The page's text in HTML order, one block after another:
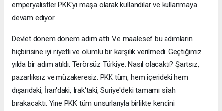
emperyalistler PKK'yı maşa olarak kullandılar ve kullanmaya
devam ediyor.
Devlet dönem dönem adım attı. Ve maalesef bu adımların
hiçbirisine iyi niyetli ve olumlu bir karşılık verilmedi. Geçtiğimiz
yılda bir adım atıldı. Terörsüz Türkiye. Nasıl olacaktı? Şartsız,
pazarlıksız ve müzakeresiz. PKK tüm, hem içerideki hem
dışarıdaki, İran'daki, Irak'taki, Suriye'deki tamamı silah
bırakacaktı. Yine PKK tüm unsurlarıyla birlikte kendini